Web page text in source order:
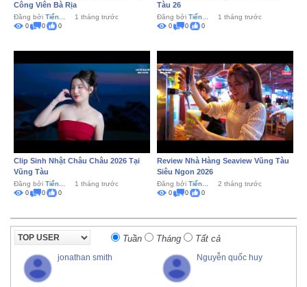
Công Viên Bà Rịa
Đăng bởi Tiến... 1 tháng trước
0 0 0
Tàu 26
Đăng bởi Tiến... 1 tháng trước
0 0 0
Clip Sinh Nhật Châu Châu 2026 Tại
Vũng Tàu
Đăng bởi Tiến... 1 tháng trước
0 0 0
Review Nhà Hàng Seaview Vũng Tàu
Siêu Ngon 2026
Đăng bởi Tiến... 2 tháng trước
0 0 0
Tuần Tháng Tất cả
jonathan smith Nguyễn quốc huy